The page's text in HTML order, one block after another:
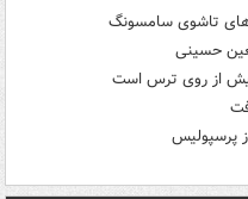
تاشوی سامسونگ
حسینی
از روی ترس است
پرسپولیس